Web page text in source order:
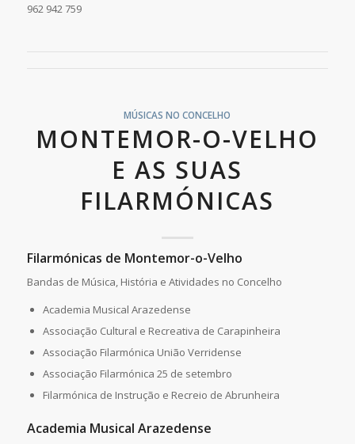
962 942 759
MÚSICAS NO CONCELHO
MONTEMOR-O-VELHO
E AS SUAS
FILARMÓNICAS
Filarmónicas de Montemor-o-Velho
Bandas de Música, História e Atividades no Concelho
Academia Musical Arazedense
Associação Cultural e Recreativa de Carapinheira
Associação Filarmónica União Verridense
Associação Filarmónica 25 de setembro
Filarmónica de Instrução e Recreio de Abrunheira
Academia Musical Arazedense